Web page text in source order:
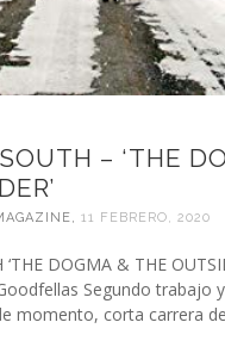
– ‘THE
, 11 FEBRERO, 2020
DOGMA & THE
Segundo trabajo
momento, corta carrera